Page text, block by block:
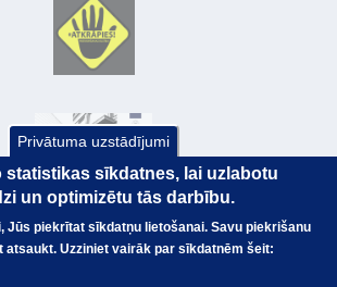
EK GRĀMATVEDĪBAS KURSS
Privātuma uzstādījumi
statistikas sīkdatnes, lai uzlabotu
un optimizētu tās darbību.
Jūs piekrītat sīkdatņu lietošanai. Savu piekrišanu
atsaukt. Uzziniet vairāk par sīkdatnēm šeit: